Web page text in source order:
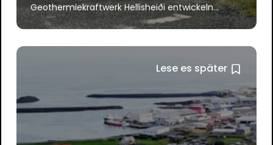
Geothermiekraftwerk Hellisheiði entwickeln...
Lese es später